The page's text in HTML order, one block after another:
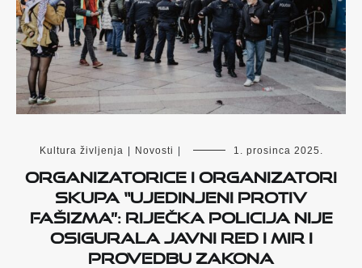
Kultura življenja | Novosti | 1. prosinca 2025.
Organizatorice i organizatori
skupa “Ujedinjeni protiv
fašizma”: Riječka policija nije
osigurala javni red i mir i
provedbu zakona